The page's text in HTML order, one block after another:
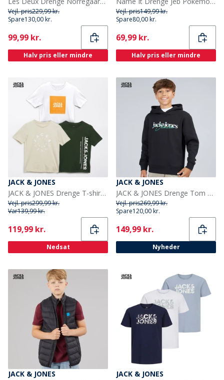
Vejl. pris229,99 kr.
Spare130,00 kr.
Current
99,99 kr.
Halv pris eller mindre
Vejl. pris149,99 kr.
Spare80,00 kr.
Current
69,99 kr.
Halv pris eller mindre
JACK & JONES
JACK & JONES Drenge T-shirts Jason 3-pak Sort
Vejl. pris299,99 kr.
Var139,99 kr.
Current
119,99 kr.
Nedsat
JACK & JONES
JACK & JONES Drenge Tom Hættetrøje Sort
Vejl. pris269,99 kr.
Spare120,00 kr.
Current
149,99 kr.
Nyheder
JACK & JONES
JACK & JONES